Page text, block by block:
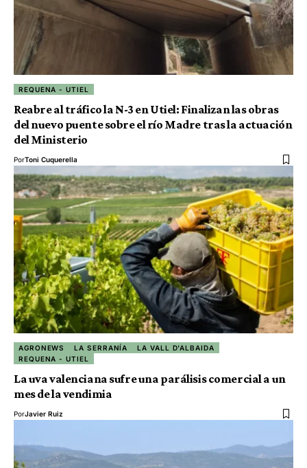
REQUENA - UTIEL
Reabre al tráfico la N-3 en Utiel: Finalizan las obras
del nuevo puente sobre el río Madre tras la actuación
del Ministerio
PorToni Cuquerella
AGRONEWS LA SERRANÍA
LA VALL D'ALBAIDA
REQUENA - UTIEL
La uva valenciana sufre una parálisis comercial a un
mes de la vendimia
PorJavier Ruiz